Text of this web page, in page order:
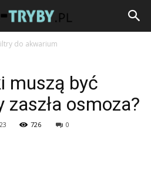
do akwarium
muszą być
zaszła osmoza?
726 0